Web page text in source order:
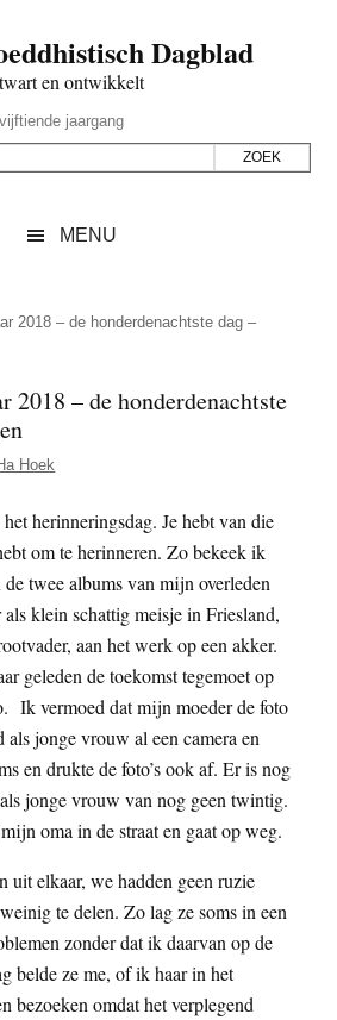
Dagblad
en ontwikkelt
vijftiende jaargang
MENU
2018 – de honderdenachtste dag –
2018 – de honderdenachtste
Hoek
herinneringsdag. Je hebt van die
om te herinneren. Zo bekeek ik
de twee albums van mijn overleden
klein schattig meisje in Friesland,
aan het werk op een akker.
geleden de toekomst tegemoet op
Ik vermoed dat mijn moeder de foto
als jonge vrouw al een camera en
en drukte de foto’s ook af. Er is nog
jonge vrouw van nog geen twintig.
oma in de straat en gaat op weg.
uit elkaar, we hadden geen ruzie
te delen. Zo lag ze soms in een
zonder dat ik daarvan op de
belde ze me, of ik haar in het
bezoeken omdat het verplegend